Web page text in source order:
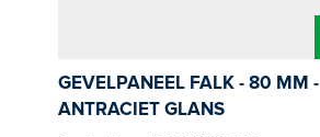
GEVELPANEEL FALK - 80 MM -
ANTRACIET GLANS